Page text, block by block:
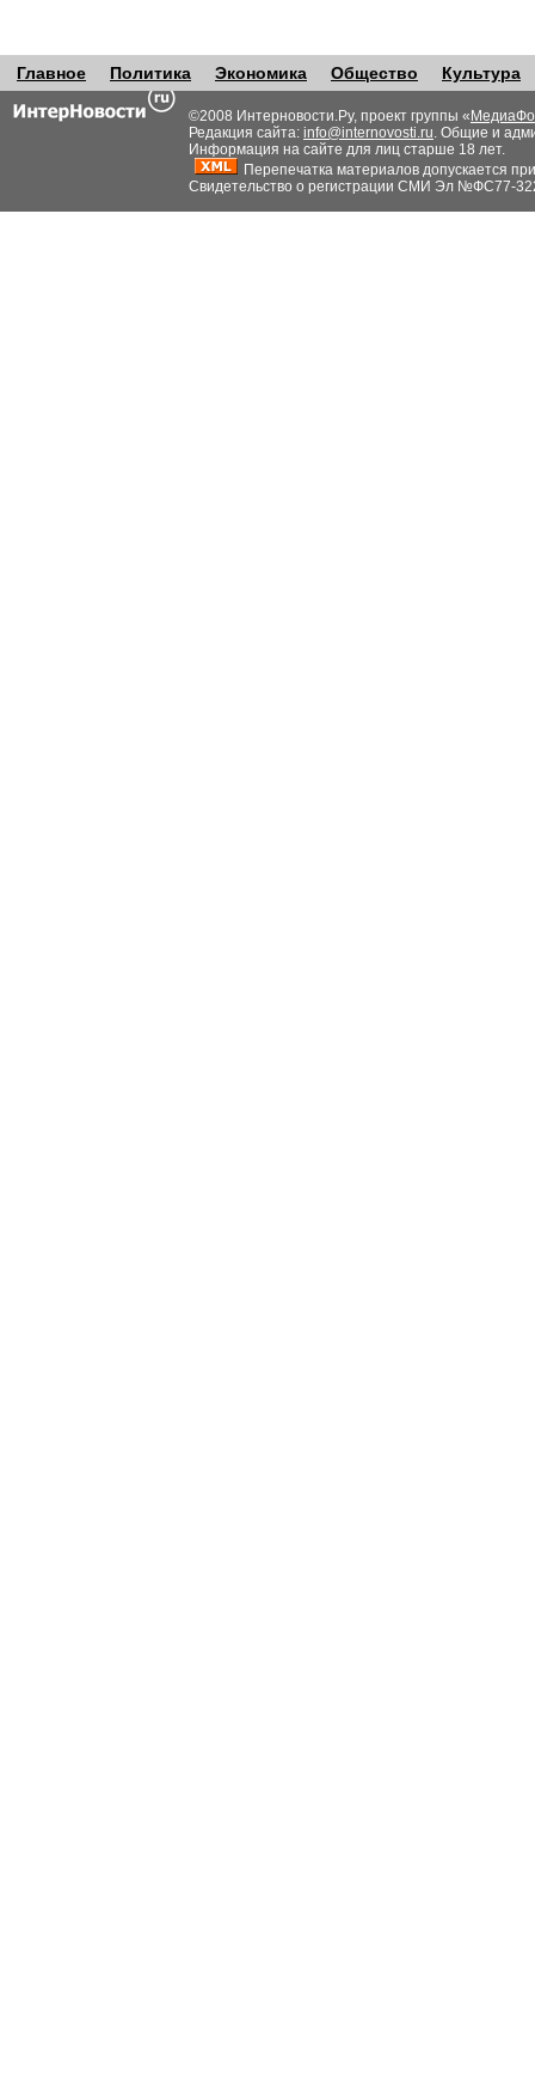
Главное Политика Экономика Общество Культура
©2008 Интерновости.Ру, проект группы «
Редакция сайта: info@internovosti.ru. Общие и
Информация на сайте для лиц старше 18 лет.
Перепечатка материалов допускается
Свидетельство о регистрации СМИ Эл №ФС77-